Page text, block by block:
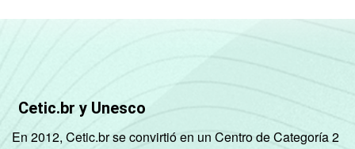
GRAU DE
INSTRUÇÃO
Analfabeto/
1
Cetic.br y Unesco
En 2012, Cetic.br se convirtió en un Centro de Categoría 2